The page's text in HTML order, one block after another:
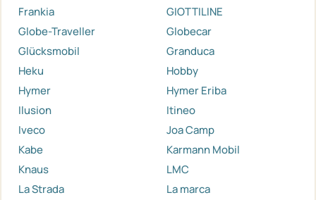
Frankia
GIOTTILINE
Globe-Traveller
Globecar
Glücksmobil
Granduca
Heku
Hobby
Hymer
Hymer Eriba
Ilusion
Itineo
Iveco
Joa Camp
Kabe
Karmann Mobil
Knaus
LMC
La Strada
La marca